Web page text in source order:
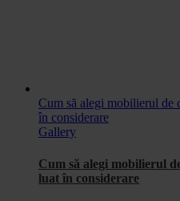
Cum să alegi mobilierul de
în considerare
Gallery
Cum să alegi mobilierul
luat în considerare